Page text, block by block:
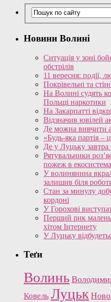
Новини Волині
Ситуація у зоні
обстрілів
11 вересня: події,
Покрівельні та
На Волині судять
Польщі наркотики
На Закарпатті
Відзначив ювілей
Де можна вивчити
«Будь-яка партія –
Де у Луцьку завтра
Рятувальники
пожеж в
У волинянина
залишив біля
Стан за минулу
кордоні
У Горохові
Перший рик
хітом Інтернету
У Луцьку
Теґи
Волинь
Ковель Луцьк